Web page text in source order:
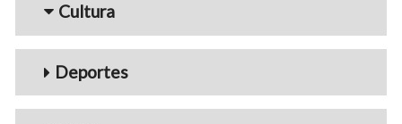
Cultura
Deportes